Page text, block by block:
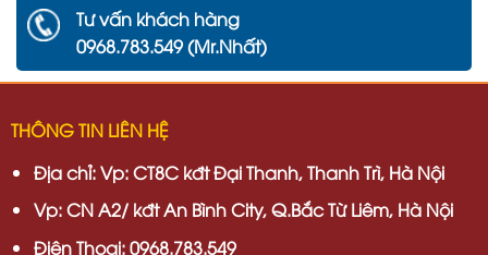
Tư vấn khách hàng
0968.783.549 (Mr.Nhất)
THÔNG TIN LIÊN HỆ
Địa chỉ: Vp: CT8C kđt Đại Thanh, Thanh Trì, Hà Nội
Vp: CN A2/ kđt An Bình City, Q.Bắc Từ Liêm, Hà Nội
Điện Thoại: 0968.783.549